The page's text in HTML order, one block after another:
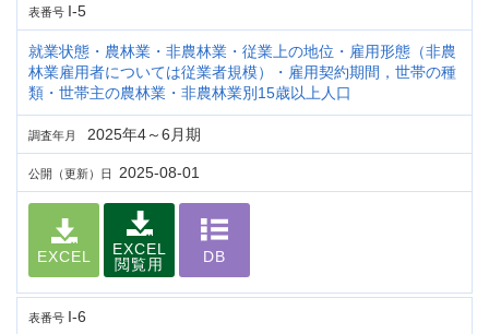
表番号 I-5
就業状態・農林業・非農林業・従業上の地位・雇用形態（非農
林業雇用者については従業者規模）・雇用契約期間，世帯の種
類・世帯主の農林業・非農林業別15歳以上人口
調査年月 2025年4～6月期
公開（更新）日 2025-08-01
EXCEL
EXCEL
閲覧用
DB
表番号 I-6